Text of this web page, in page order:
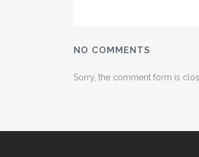
NO COMMENTS
Sorry, the comment form is